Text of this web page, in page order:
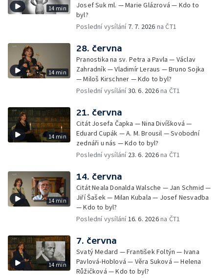
14 min
Josef Suk ml. — Marie Glázrová — Kdo to
byl?
Poslední vysílání 7. 7. 2026 na ČT1
14 min
28. června
Pranostika na sv. Petra a Pavla — Václav
Zahradník — Vladimír Leraus — Bruno Sojka
— Miloš Kirschner — Kdo to byl?
Poslední vysílání30. 6. 2026na ČT1
14 min
21. června
Citát Josefa Čapka — Nina Divíšková —
Eduard Cupák — A. M. Brousil — Svobodní
zednáři u nás — Kdo to byl?
Poslední vysílání 23. 6. 2026na ČT1
14 min
14. června
Citát Neala Donalda Walsche — Jan Schmid —
Jiří Šašek — Milan Kubala — Josef Nesvadba
— Kdo to byl?
Poslední vysílání16. 6. 2026na ČT1
14 min
7. června
Svatý Medard — František Foltýn — Ivana
Pavlová-Hoblová — Věra Suková — Helena
Růžičková — Kdo to byl?